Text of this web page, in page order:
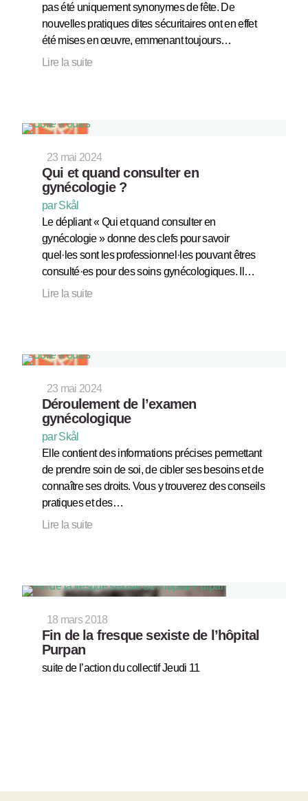
pas été uniquement synonymes de fête. De
nouvelles pratiques dites sécuritaires ont en effet
été mises en œuvre, emmenant toujours…
Lire la suite
23 mai 2024
Qui et quand consulter en
gynécologie ?
par Skål
Le dépliant « Qui et quand consulter en
gynécologie » donne des clefs pour savoir
quel·les sont les professionnel·les pouvant êtres
consulté·es pour des soins gynécologiques. Il…
Lire la suite
23 mai 2024
Déroulement de l’examen
gynécologique
par Skål
Elle contient des informations précises permettant
de prendre soin de soi, de cibler ses besoins et de
connaître ses droits. Vous y trouverez des conseils
pratiques et des…
Lire la suite
18 mars 2018
Fin de la fresque sexiste de l’hôpital
Purpan
suite de l’action du collectif Jeudi 11